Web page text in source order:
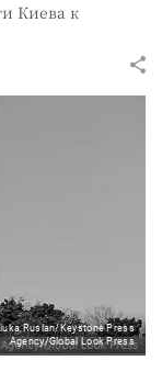
Киева к
Ruslan/Keystone Press
Agency/Global Look Press